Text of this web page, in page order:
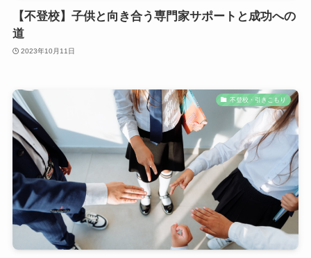
【不登校】子供と向き合う専門家サポートと成功への
道
2023年10月11日
不登校・引きこもり